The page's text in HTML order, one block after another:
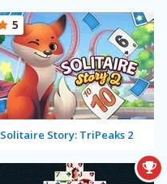
Solitaire Story: TriPeaks 2
5